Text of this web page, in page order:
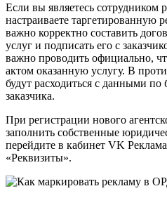
Если вы являетесь сотрудником
настраиваете таргетированную
важно корректно составить
услуг и подписать его с
важно проводить официально,
актом оказанную услугу. В
будут расходиться с данными по
заказчика.
При регистрации нового
заполнить собственные
перейдите в кабинет VK
«Реквизиты».